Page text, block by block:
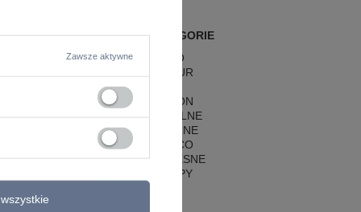
POPULARNE KATEGORIE
LAMPY RETRO
LAMPY GLAMOUR
LAMPY BOHO
LAMPY HAMPTON
LAMPY RUSTYKALNE
LAMPY KLASYCZNE
LAMPY ART DECO
LAMPY NOWOCZESNE
STYLOWE LAMPY
Zawsze aktywne